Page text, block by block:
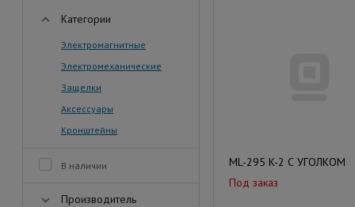
Категории
Электромагнитные
Электромеханические
Защелки
Аксессуары
Кронштейны
В наличии
Производитель
ML-295 K-2 С УГОЛКОМ
Под заказ